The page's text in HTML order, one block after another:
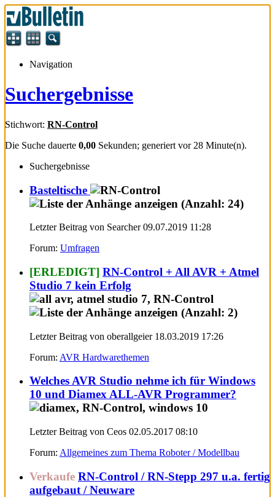
Navigation
Suchergebnisse
Stichwort: RN-Control
Die Suche dauerte 0,00 Sekunden; generiert vor 28 Minute(n).
Suchergebnisse
Basteltische
Letzter Beitrag von Searcher 09.07.2019 11:28
Forum: Umfragen
[ERLEDIGT] RN-Control + All AVR + Atmel
Studio 7 kein Erfolg
Letzter Beitrag von oberallgeier 18.03.2019 17:26
Forum: AVR Hardwarethemen
Welches AVR Studio nehme ich für Windows
10 und Diamex ALL-AVR Programmer?
Letzter Beitrag von Ceos 02.05.2017 08:10
Forum: Allgemeines zum Thema Roboter / Modellbau
Verkaufe RN-Control / RN-Stepp 297 u.a. fertig
aufgebaut / Neuware